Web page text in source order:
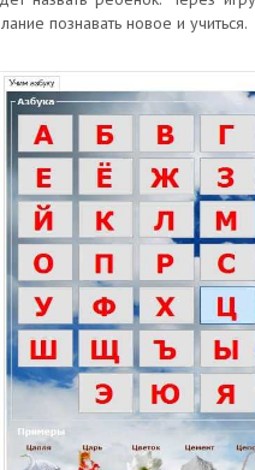
познавать новое и учиться.